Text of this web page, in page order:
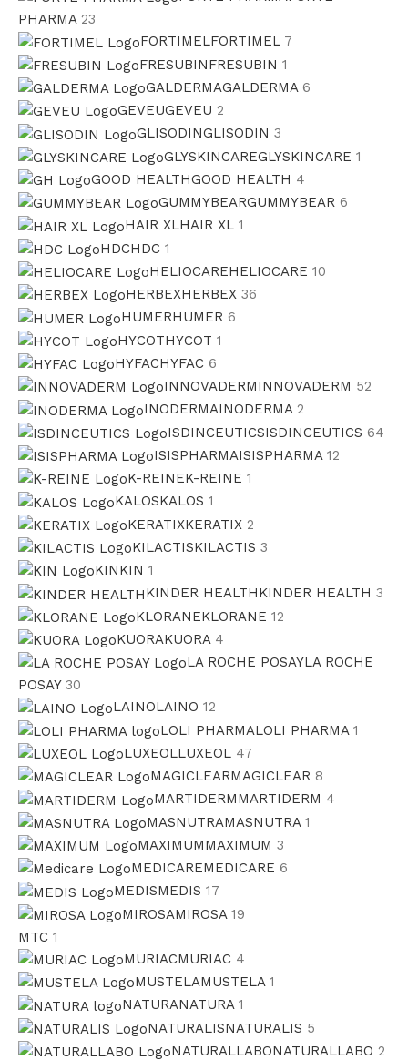
PHARMA 23
FORTIMELFORTIMEL 7
FRESUBINFRESUBIN 1
GALDERMAGALDERMA 6
GEVEUGEVEU 2
GLISODINGLISODIN 3
GLYSKINCAREGLYSKINCARE 1
GOOD HEALTHGOOD HEALTH 4
GUMMYBEARGUMMYBEAR 6
HAIR XLHAIR XL 1
HDCHDC 1
HELIOCAREHELIOCARE 10
HERBEXHERBEX 36
HUMERHUMER 6
HYCOTHYCOT 1
HYFACHYFAC 6
INNOVADERMINNOVADERM 52
INODERMAINODERMA 2
ISDINCEUTICSISDINCEUTICS 64
ISISPHARMAISISPHARMA 12
K-REINEK-REINE 1
KALOSKALOS 1
KERATIXKERATIX 2
KILACTISKILACTIS 3
KINKIN 1
KINDER HEALTHKINDER HEALTH 3
KLORANEKLORANE 12
KUORAKUORA 4
LA ROCHE POSAYLA ROCHE
POSAY 30
LAINOLAINO 12
LOLI PHARMALOLI PHARMA 1
LUXEOLLUXEOL 47
MAGICLEARMAGICLEAR 8
MARTIDERMMARTIDERM 4
MASNUTRAMASNUTRA 1
MAXIMUMMAXIMUM 3
MEDICAREMEDICARE 6
MEDISMEDIS 17
MIROSAMIROSA 19
MTC 1
MURIACMURIAC 4
MUSTELAMUSTELA 1
NATURANATURA 1
NATURALISNATURALIS 5
NATURALLABONATURALLABO 2